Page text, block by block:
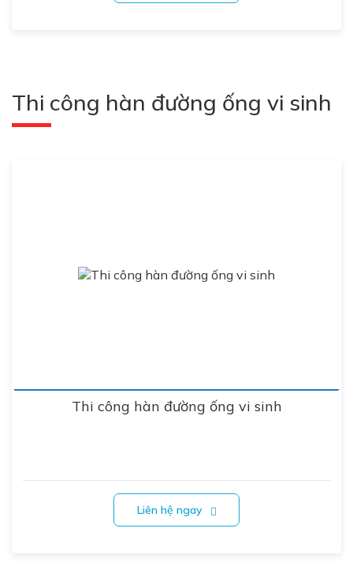
Thi công hàn đường ống vi sinh
Thi công hàn đường ống vi sinh
Liên hệ ngay